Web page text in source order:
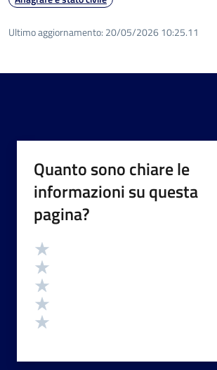
Ultimo aggiornamento: 20/05/2026 10:25.11
Quanto sono chiare le
informazioni su questa
pagina?
Valutazione